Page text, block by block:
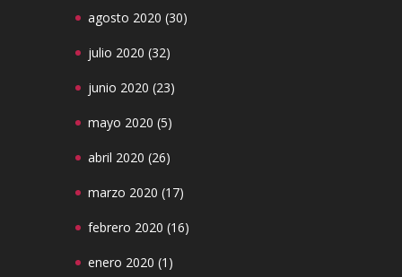
agosto 2020 (30)
julio 2020 (32)
junio 2020 (23)
mayo 2020 (5)
abril 2020 (26)
marzo 2020 (17)
febrero 2020 (16)
enero 2020 (1)